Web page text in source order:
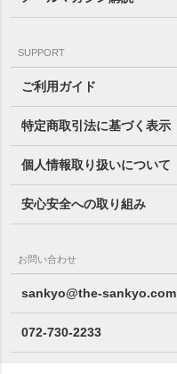
SUPPORT
ご利用ガイド
特定商取引法に基づく表示
個人情報取り扱いについて
安心安全への取り組み
お問い合わせ
sankyo@the-sankyo.com
072-730-2233